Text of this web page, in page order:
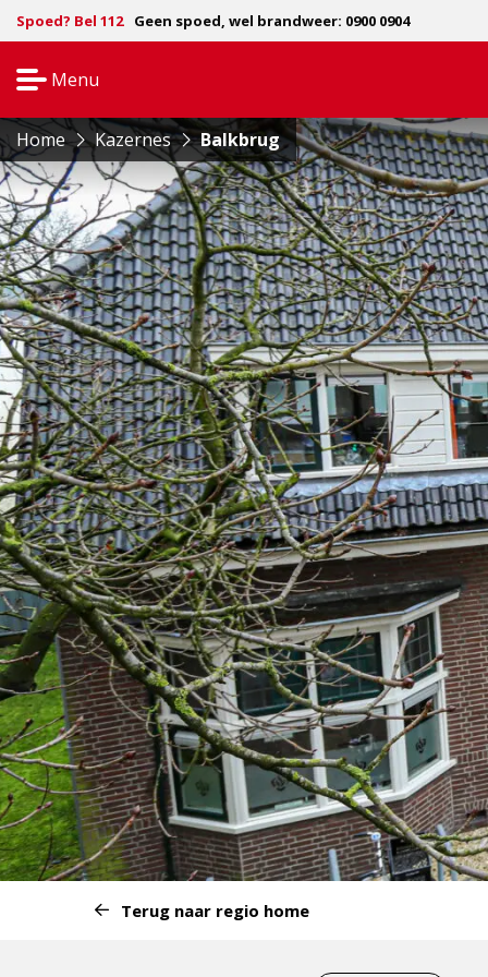
Spoed? Bel 112 Geen spoed, wel brandweer: 0900 0904
Menu
navigatie
Home Kazernes Balkbrug
van Terug naar regio home